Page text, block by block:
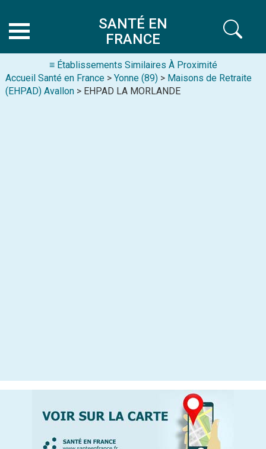
SANTÉ EN
FRANCE
≡ Établissements Similaires À Proximité
Accueil Santé en France > Yonne (89) > Maisons de Retraite
(EHPAD) Avallon > EHPAD LA MORLANDE